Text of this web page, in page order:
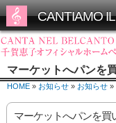
マーケットへパンを
HOME » お知らせ » お知らせ »
マーケットへパンを買